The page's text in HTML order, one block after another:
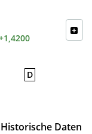
D
Historische Daten